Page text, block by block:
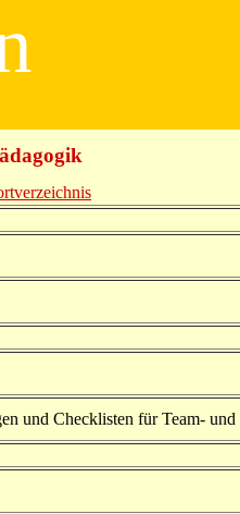
und Checklisten für Team- und